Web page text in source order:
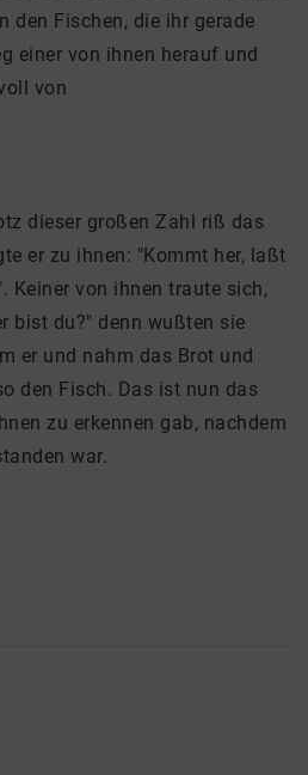
den Fischen, die ihr gerade
einer von ihnen herauf und
von
dieser großen Zahl riß das
er zu ihnen: "Kommt her, laßt
Keiner von ihnen traute sich,
bist du?" denn wußten sie
er und nahm das Brot und
den Fisch. Das ist nun das
zu erkennen gab, nachdem
war.